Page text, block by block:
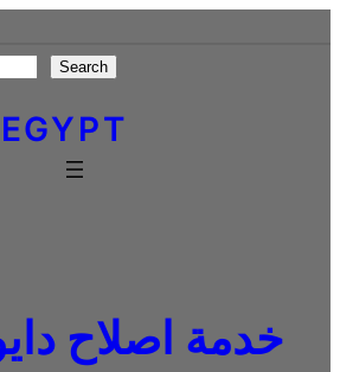
Search
خدمة اصلاح